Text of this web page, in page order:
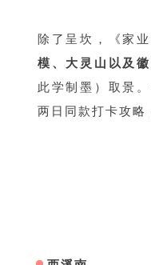
除了呈坎，《家
模、大灵山以及
此学制墨）取景
两日同款打卡攻略